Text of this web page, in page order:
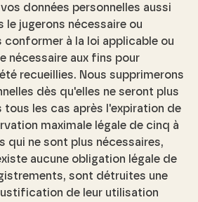
données personnelles aussi
le jugerons nécessaire ou
conformer à la loi applicable ou
nécessaire aux fins pour
recueillies. Nous supprimerons
dès qu'elles ne seront plus
tous les cas après l'expiration de
maximale légale de cinq à
qui ne sont plus nécessaires,
aucune obligation légale de
sont détruites une
de leur utilisation